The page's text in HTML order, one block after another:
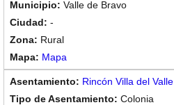
Valle de Bravo
-
Rural
Mapa
Rincón Villa del Valle
Colonia